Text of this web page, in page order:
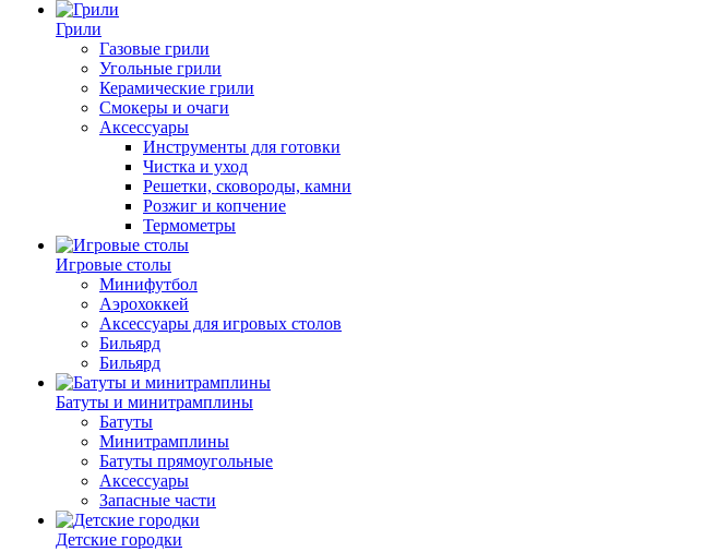
Грили
Газовые грили
Угольные грили
Керамические грили
Смокеры и очаги
Аксессуары
Инструменты для готовки
Чистка и уход
Решетки, сковороды, камни
Розжиг и копчение
Термометры
Игровые столы
Минифутбол
Аэрохоккей
Аксессуары для игровых столов
Бильяpд
Бильяpд
Батуты и минитрамплины
Батуты
Минитрамплины
Батуты прямоугольные
Аксессуары
Запасные части
Детские городки